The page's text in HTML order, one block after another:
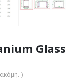
Glass
)